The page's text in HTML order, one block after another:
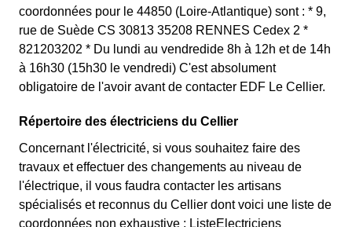
coordonnées pour le 44850 (Loire-Atlantique) sont : * 9,
rue de Suède CS 30813 35208 RENNES Cedex 2 *
821203202 * Du lundi au vendredide 8h à 12h et de 14h
à 16h30 (15h30 le vendredi) C'est absolument
obligatoire de l'avoir avant de contacter EDF Le Cellier.
Répertoire des électriciens du Cellier
Concernant l'électricité, si vous souhaitez faire des
travaux et effectuer des changements au niveau de
l'électrique, il vous faudra contacter les artisans
spécialisés et reconnus du Cellier dont voici une liste de
coordonnées non exhaustive : ListeElectriciens